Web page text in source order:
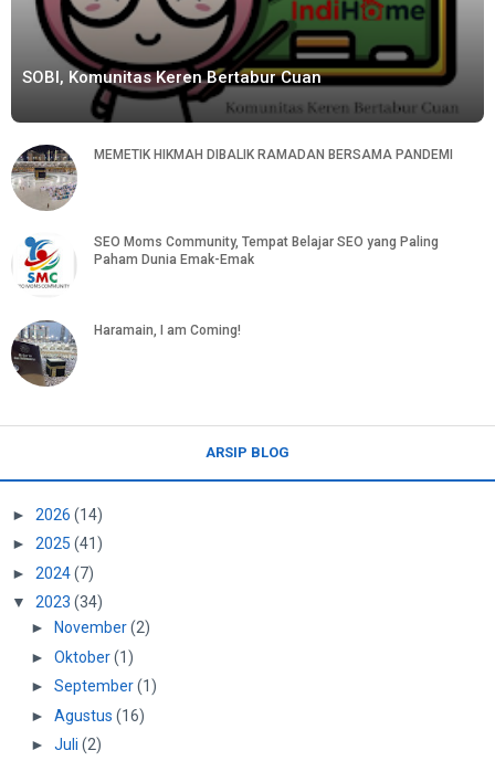
SOBI, Komunitas Keren Bertabur Cuan
MEMETIK HIKMAH DIBALIK RAMADAN BERSAMA PANDEMI
SEO Moms Community, Tempat Belajar SEO yang Paling
Paham Dunia Emak-Emak
Haramain, I am Coming!
ARSIP BLOG
► 2026 (14)
► 2025 (41)
► 2024(7)
▼ 2023 (34)
►
November(2)
► Oktober(1)
► September(1)
► Agustus (16)
► Juli (2)